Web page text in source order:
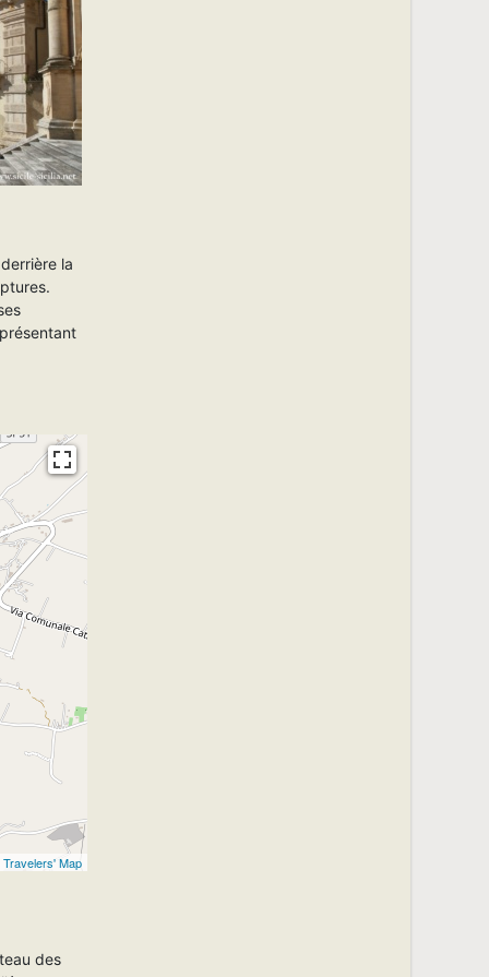
la
Travelers' Map
des